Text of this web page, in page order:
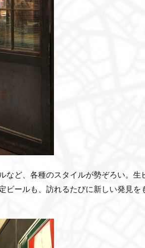
など、各種のスタイルが勢ぞろい。生
ビールも、訪れるたびに新しい発見を